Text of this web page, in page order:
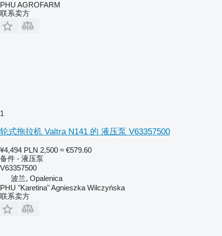
PHU AGROFARM
联系卖方
1
轮式拖拉机 Valtra N141 的 液压泵 V63357500
¥4,494 PLN 2,500 ≈ €579.60
备件 - 液压泵
V63357500
波兰, Opalenica
PHU "Karetina" Agnieszka Wilczyńska
联系卖方